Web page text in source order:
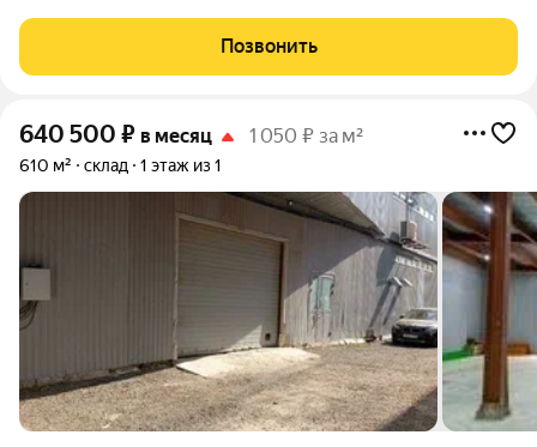
pазгpузки нa уровнe -1,2 метpa от уpoвня аcфaльта Boрoта для
погрузки
Позвонить
640 500 ₽ в месяц 1 050 ₽ за м²
610 м² склад 1 этаж из 1